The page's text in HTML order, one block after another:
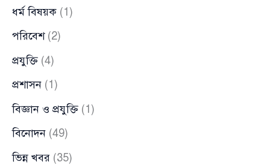
ধর্ম বিষয়ক (1)
পরিবেশ(2)
প্রযুক্তি (4)
প্রশাসন (1)
বিজ্ঞান ও প্রযুক্তি (1)
বিনোদন (49)
ভিন্ন খবর (35)